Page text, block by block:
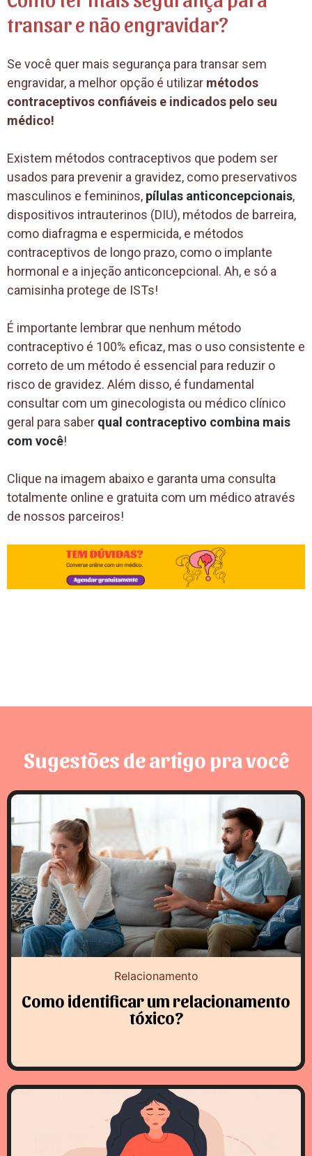
transar e não engravidar?
Se você quer mais segurança para transar sem
engravidar, a melhor opção é utilizar métodos
contraceptivos confiáveis e indicados pelo seu
médico!
Existem métodos contraceptivos que podem ser
usados para prevenir a gravidez, como preservativos
masculinos e femininos, pílulas anticoncepcionais,
dispositivos intrauterinos (DIU), métodos de barreira,
como diafragma e espermicida, e métodos
contraceptivos de longo prazo, como o implante
hormonal e a injeção anticoncepcional. Ah, e só a
camisinha protege de ISTs!
É importante lembrar que nenhum método
contraceptivo é 100% eficaz, mas o uso consistente e
correto de um método é essencial para reduzir o
risco de gravidez. Além disso, é fundamental
consultar com um ginecologista ou médico clínico
geral para saber qual contraceptivo combina mais
com você!
Clique na imagem abaixo e garanta uma consulta
totalmente online e gratuita com um médico através
de nossos parceiros!
Sugestões de artigo pra você
Relacionamento
Como identificar um relacionamento
tóxico?